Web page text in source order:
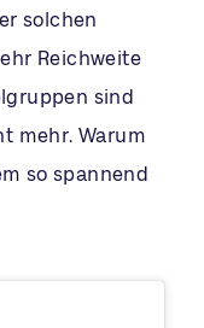
solchen
Reichweite
sind
mehr. Warum
so spannend